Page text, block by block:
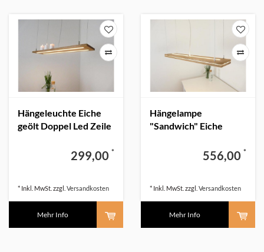
Hängeleuchte Eiche
geölt Doppel Led Zeile
299,00 *
* Inkl. MwSt. zzgl. Versandkosten
Mehr Info
Hängelampe
"Sandwich" Eiche
556,00 *
* Inkl. MwSt. zzgl. Versandkosten
Mehr Info